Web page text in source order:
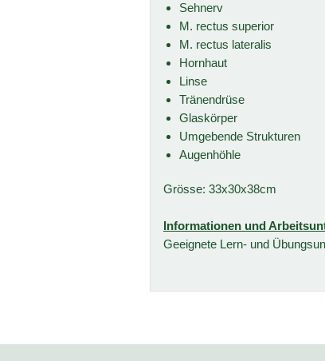
Sehnerv
M. rectus superior
M. rectus lateralis
Hornhaut
Linse
Tränendrüse
Glaskörper
Umgebende Strukturen
Augenhöhle
Grösse: 33x30x38cm
Informationen und
Geeignete Lern- und